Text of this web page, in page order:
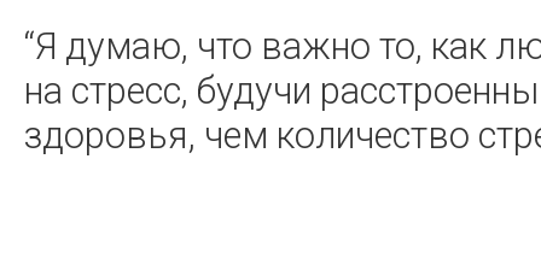
“Я думаю, что важно то, как
на стресс, будучи
здоровья, чем количество